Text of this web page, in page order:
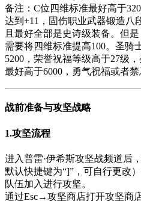
备注：C位四维标准最好高于
达到+11，固伤职业武器锻造八
且最好全部是史诗级装备。但
需要将四维标准提高100。圣骑
5200，荣誉祝福等级高于27级
最好高于6000，勇气祝福或者禁
战前准备与攻坚战略
1.攻坚流程
进入普雷·伊希斯攻坚战频道后
默认快捷键为“]”，可自行更改
队伍加入进行攻坚。
通过Esc→攻坚商店打开攻坚商